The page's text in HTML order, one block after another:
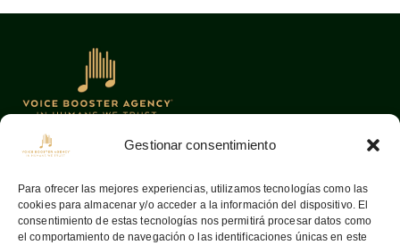
Gestionar consentimiento
Para ofrecer las mejores experiencias, utilizamos tecnologías como las
cookies para almacenar y/o acceder a la información del dispositivo. El
consentimiento de estas tecnologías nos permitirá procesar datos como
el comportamiento de navegación o las identificaciones únicas en este
08036Barcelona —
Aribau, 142
Home
Sobre nosotros